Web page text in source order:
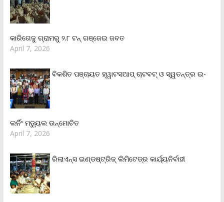
କାରିଗେଜୁ ଗ୍ରାମରୁ ୨.୮ ଟନ୍ ଗଞ୍ଜେଇ ଜବତ
April 7, 2026
ବିକଶିତ ପଞ୍ଚାୟତ ହ୍ୱାଟସଆପ୍ ଚାଟବଟ୍ ଓ ସ୍ୱତନ୍ତ୍ର ଇ-
ଲର୍ନିଂ ମଡ୍ୟୁଲ ଉନ୍ମୋଚିତ
April 7, 2026
ରିଲାଏନ୍‌ସ ଇଣ୍ଡଷ୍ଟ୍ରିଜ୍ ଲିମିଟେଡ୍‌ର କାର୍ଯ୍ୟନିର୍ବାହୀ